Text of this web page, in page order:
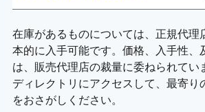
在庫があるものについては、正規代理
本的に入手可能です。価格、入手性、
は、販売代理店の裁量に委ねられてい
ディレクトリにアクセスして、最寄り
をおさがしください。